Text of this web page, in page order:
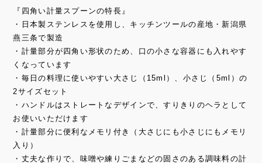
『四角い計量スプーンの特長』
・日本製ステンレスを使用し、キッチンツールの産地・新潟県
燕三条で製造
・計量部分が四角い形状のため、口の小さな容器にも入れやす
くなっています
・毎日の料理に使いやすい大さじ（15ml）、小さじ（5ml）の
2サイズセット
・ハンドルはストレートなデザインで、すりきりのヘラとして
お使いいただけます
・計量部分に便利なメモリ付き（大さじにも小さじにもメモリ
入り）
・丈夫な作りで、味噌や練りごまなどの固さのある調味料の計